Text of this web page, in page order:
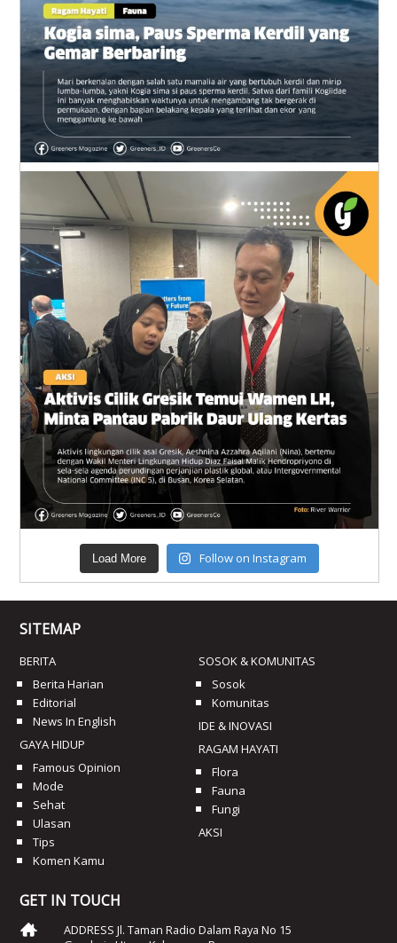
Load More Follow on Instagram
SITEMAP
BERITA
Berita Harian
Editorial
News In English
GAYA HIDUP
Famous Opinion
Mode
Sehat
Ulasan
Tips
Komen Kamu
SOSOK & KOMUNITAS
Sosok
Komunitas
IDE & INOVASI
RAGAM HAYATI
Flora
Fauna
Fungi
AKSI
GET IN TOUCH
ADDRESS Jl. Taman Radio Dalam Raya No 15